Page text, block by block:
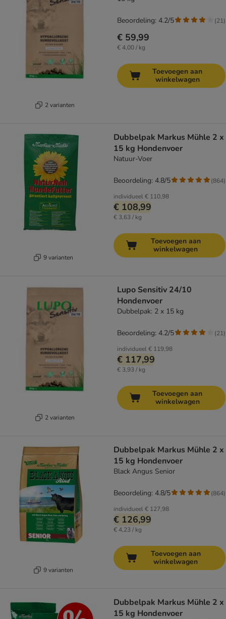
2 varianten
€ 59,99
€ 4,00 / kg
Beoordeling: 4.2/5 (21)
Toevoegen aan
winkelwagen
9 varianten
Dubbelpak Markus Mühle 2 x
15 kg Hondenvoer
Natuur-Voer
individueel€ 110,98
€ 108,99
€ 3,63 / kg
Beoordeling: 4.8/5 (864)
Toevoegen aan
winkelwagen
2 varianten
Lupo Sensitiv 24/10
Hondenvoer
Dubbelpak: 2 x 15 kg
individueel€ 119,98
€ 117,99
€ 3,93 / kg
Beoordeling: 4.2/5 (21)
Toevoegen aan
winkelwagen
9 varianten
Dubbelpak Markus Mühle 2 x
15 kg Hondenvoer
Black Angus Senior
individueel€ 127,98
€ 126,99
€ 4,23 / kg
Beoordeling: 4.8/5 (864)
Toevoegen aan
winkelwagen
Dubbelpak Markus Mühle 2 x
15 kg Hondenvoer